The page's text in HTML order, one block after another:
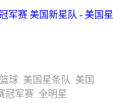
军赛 美国新星队 - 美国星
篮球 美国星条队 美国
冠军赛 全明星